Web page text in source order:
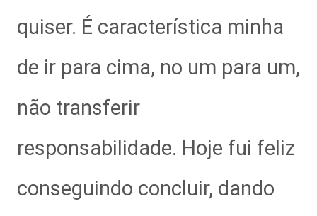
quiser. É característica minha
de ir para cima, no um para um,
não transferir
responsabilidade. Hoje fui feliz
conseguindo concluir, dando